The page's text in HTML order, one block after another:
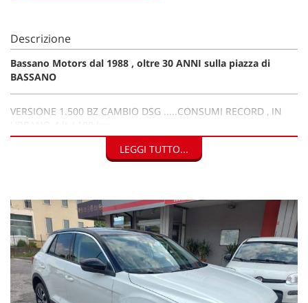
Descrizione
Bassano Motors dal 1988 , oltre 30 ANNI sulla piazza di
BASSANO
VERSIONE 1.500 BZ CAMBIO DSG .....CONSUMI RECORD , IN
18 immagini sul sito WWW.BASSANOMOTORS.IT
AUTO NAZIONALE CON MANUTENZIONI UFFICIALI
VOLKSWAGEN
Di serie:
LEGGI TUTTO...